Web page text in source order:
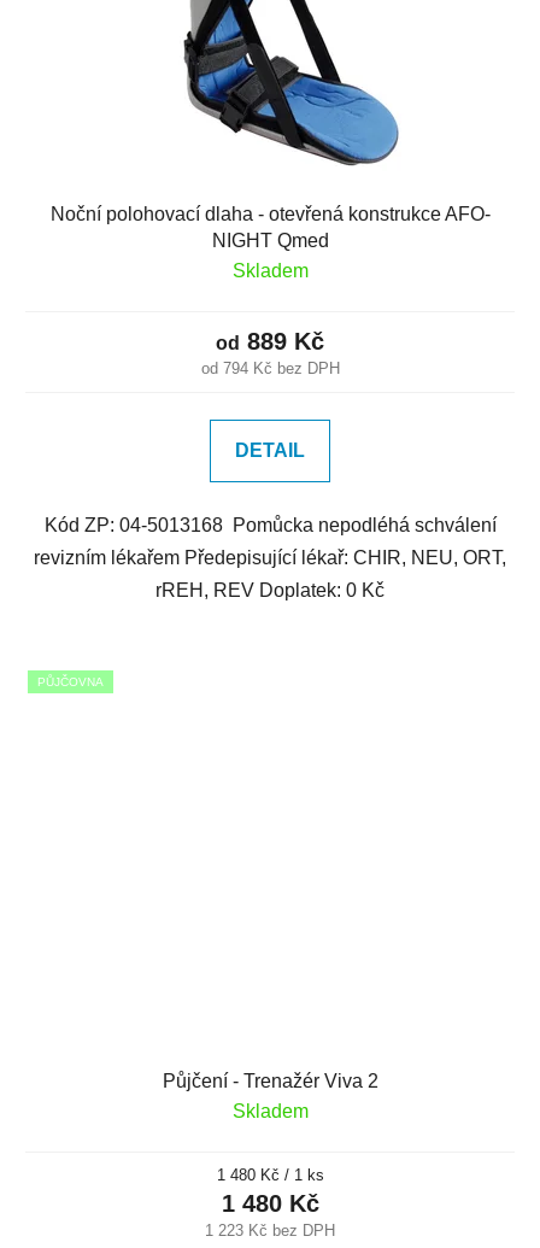
Noční polohovací dlaha - otevřená konstrukce AFO-
NIGHT Qmed
Skladem
od 794 Kč bez DPH
od 889 Kč
DETAIL
Kód ZP: 04-5013168 Pomůcka nepodléhá schválení
revizním lékařem Předepisující lékař: CHIR, NEU, ORT,
rREH, REV Doplatek: 0 Kč
PŮJČOVNA
Půjčení - Trenažér Viva 2
Skladem
1 223 Kč bez DPH
1 480 Kč
Měrná
cena:
1 480 Kč / 1 ks